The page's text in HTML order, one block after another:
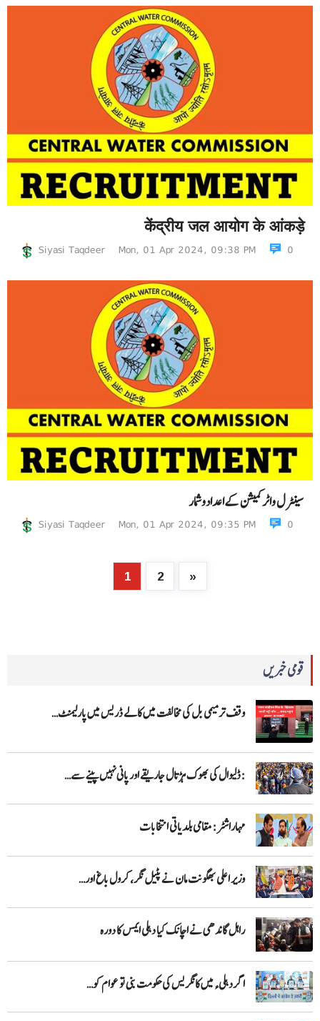
قومی خبریں
وقف ترمیمی بل کی مخالفت میں کالے ڈریس میں پارلیمنٹ…
:ڈلیوال کی بھوک ہڑتال جاریقے اور پانی نہیں پینے سے…
مہاراشٹر: مقامی بلدیاتی انتخابات
وزیر اعلی بھگونت مان نے پٹیل نگر، کرول باغ اور…
راہل گاندھی نے اچانک کیا دہلی ایمس کا دورہ
اگر دہلیء میں کانگریس کی حکومت بنی تو عوام کو…
केंद्रीय जल आयोग के आंकड़े
Siyasi Taqdeer Mon, 01 Apr 2024, 09:38 PM 0
سینٹرل واٹرکمیشن کےاعدادوشمار
Siyasi Taqdeer Mon, 01 Apr 2024, 09:35 PM 0
1 2 »